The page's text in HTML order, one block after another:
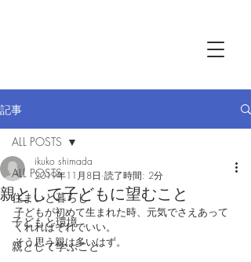
記事
ALL POSTS
住まいと暮らし
子どもと環境
親として学ぶこと
ALL POSTS
親として子どもに望むこと
ikuko shimada
2019年11月8日 読了時間: 2分
子どもが初めて生まれた時、元気でさえあって
くれればそれでいい。
そう思う親は多いはず。